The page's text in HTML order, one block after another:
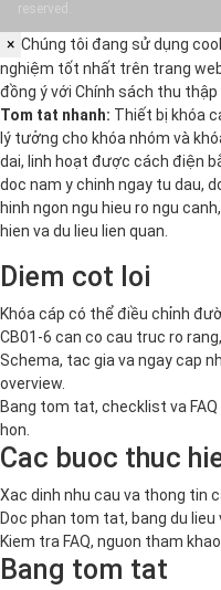
reserved.
× Chúng tôi đang sử dụng
nghiệm tốt nhất trên trang
đồng ý với Chính sách thu
Tom tat nhanh: Thiết bị khóa
lý tưởng cho khóa nhóm và
dai, linh hoạt được cách điện
doc nam y chinh ngay tu dau,
hinh ngon ngu hieu ro ngu
hien va du lieu lien quan.
Diem cot loi
Khóa cáp có thể điều chỉnh
CB01-6 can co cau truc ro
Schema, tac gia va ngay cap
overview.
Bang tom tat, checklist va
hon.
Cac buoc thuc
Xac dinh nhu cau va thong tin
Doc phan tom tat, bang du
Kiem tra FAQ, nguon tham
Bang tom tat